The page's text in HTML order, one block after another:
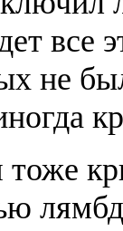
все
не